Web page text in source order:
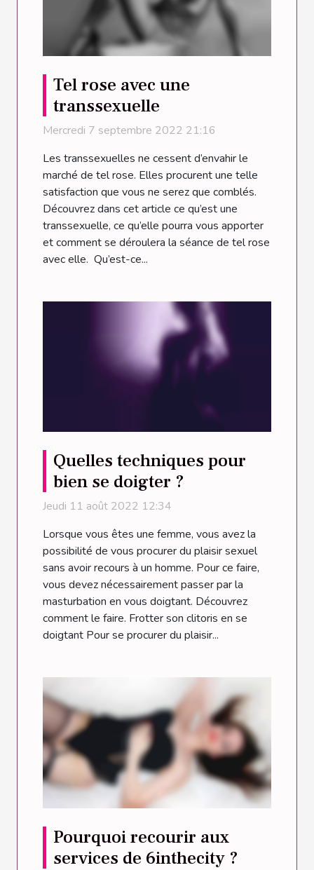
Tel rose avec une
transsexuelle
Mercredi 7 septembre 2022 21:16
Les transsexuelles ne cessent d’envahir le
marché de tel rose. Elles procurent une telle
satisfaction que vous ne serez que comblés.
Découvrez dans cet article ce qu’est une
transsexuelle, ce qu’elle pourra vous apporter
et comment se déroulera la séance de tel rose
avec elle. Qu’est-ce...
Quelles techniques pour
bien se doigter ?
Jeudi 11 août 2022 12:34
Lorsque vous êtes une femme, vous avez la
possibilité de vous procurer du plaisir sexuel
sans avoir recours à un homme. Pour ce faire,
vous devez nécessairement passer par la
masturbation en vous doigtant. Découvrez
comment le faire. Frotter son clitoris en se
doigtant Pour se procurer du plaisir...
Pourquoi recourir aux
services de 6inthecity ?